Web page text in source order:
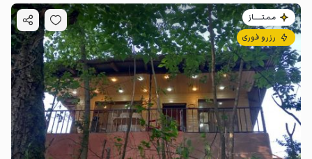
مـمـتــــــاز
رزرو فوری